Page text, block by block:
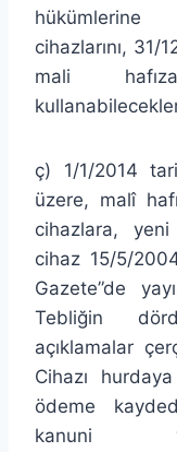
cihazlarını, 31/
mali
ç) 1/1/2014
üzere, malî
cihazlara,
cihaz 15/5/
Gazete”de
Tebliğin
açıklamalar
Cihazı
ödeme
kanuni